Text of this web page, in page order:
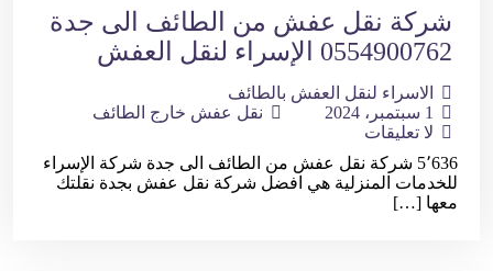
شركة نقل عفش من الطائف الى جدة
0554900762 الإسراء لنقل العفش
الاسراء لنقل العفش بالطائف
1 سبتمبر، 2024
نقل عفش خارج الطائف
لا تعليقات
5٬636 شركة نقل عفش من الطائف الى جدة شركة الإسراء
للخدمات المنزلية هي افضل شركة نقل عفش بجدة نقلتك
معها […]